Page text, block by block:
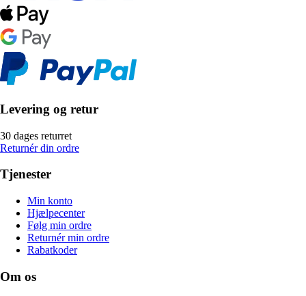
Levering og retur
30 dages returret
Returnér din ordre
Tjenester
Min konto
Hjælpecenter
Følg min ordre
Returnér min ordre
Rabatkoder
Om os